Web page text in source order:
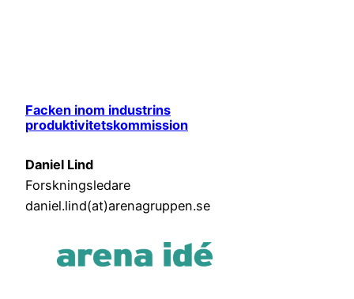
Facken inom industrins
produktivitetskommission
Daniel Lind
Forskningsledare
daniel.lind(at)arenagruppen.se